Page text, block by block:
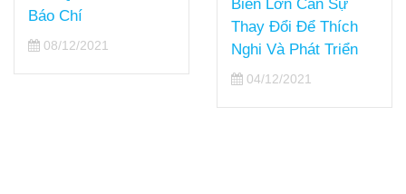
Báo Chí
08/12/2021
Biển Lớn Cần Sự
Thay Đổi Để Thích
Nghi Và Phát Triển
04/12/2021